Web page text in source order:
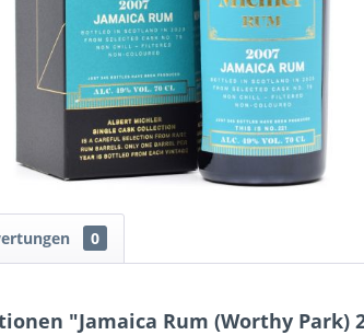
0
"Jamaica Rum (Worthy Park)